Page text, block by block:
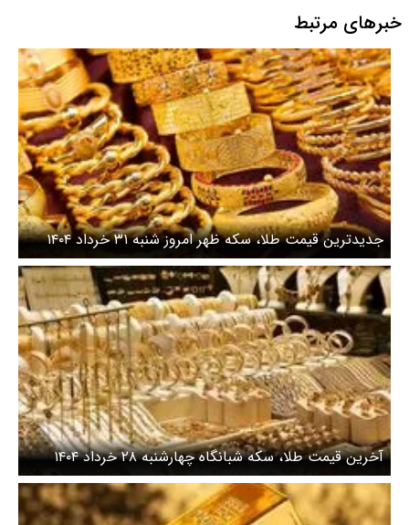
خبرهای مرتبط
جدیدترین قیمت طلا، سکه ظهر امروز شنبه ۳۱ خرداد ۱۴۰۴
اعلام شد + جدول
آخرین قیمت طلا، سکه شبانگاه چهارشنبه ۲۸ خرداد ۱۴۰۴
اعلام شد